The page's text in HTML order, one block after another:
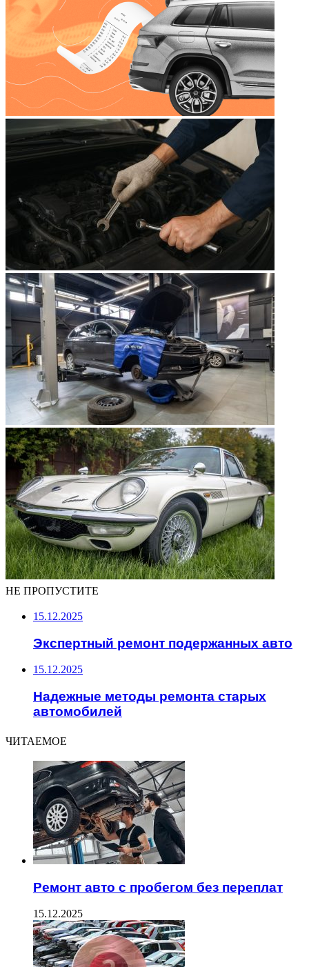
НЕ ПРОПУСТИТЕ
15.12.2025
Экспертный ремонт подержанных авто
15.12.2025
Надежные методы ремонта старых
автомобилей
ЧИТАЕМОЕ
Ремонт авто с пробегом без переплат
15.12.2025